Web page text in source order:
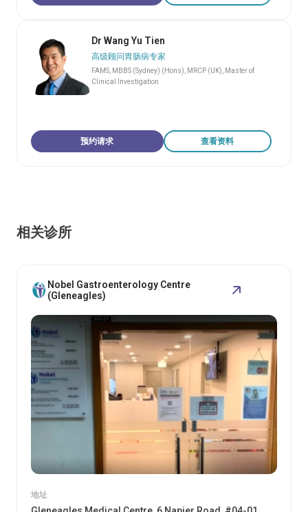
Dr Wang Yu Tien
高级顾问胃肠病专家
FAMS, MBBS (Sydney) (Hons), MRCP (UK), Master of
Clinical Investigation
预约请求 查看资料
相关诊所
Nobel Gastroenterology Centre
(Gleneagles)
地址